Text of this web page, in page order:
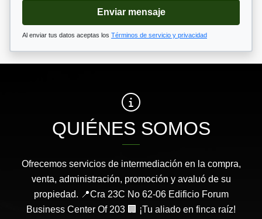
Enviar mensaje
Al enviar tus datos aceptas los Términos de servicio y privacidad
QUIÉNES SOMOS
Ofrecemos servicios de intermediación en la compra,
venta, administración, promoción y avaluó de su
propiedad. 📍Cra 23C No 62-06 Edificio Forum
Business Center Of 203 🏢 ¡Tu aliado en finca raíz!